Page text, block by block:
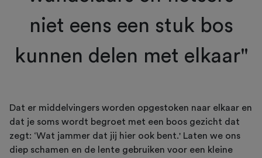
niet eens een stuk bos
kunnen delen met elkaar"
Dat er middelvingers worden opgestoken naar elkaar en
dat je soms wordt begroet met een boos gezicht dat
zegt: ‘Wat jammer dat jij hier ook bent.' Laten we ons
diep schamen en de lente gebruiken voor een kleine